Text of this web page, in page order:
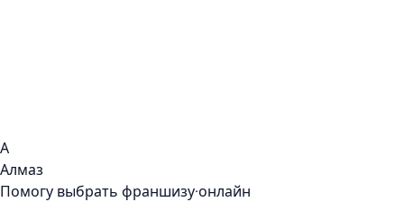
А
Алмаз
Помогу выбрать франшизу·онлайн